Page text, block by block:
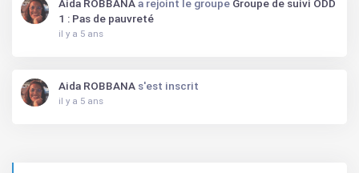
Aida ROBBANAa rejoint le groupe Groupe de suivi ODD
1 : Pas de pauvreté
il y a 5 ans
Aida ROBBANA s'est inscrit
il y a 5 ans